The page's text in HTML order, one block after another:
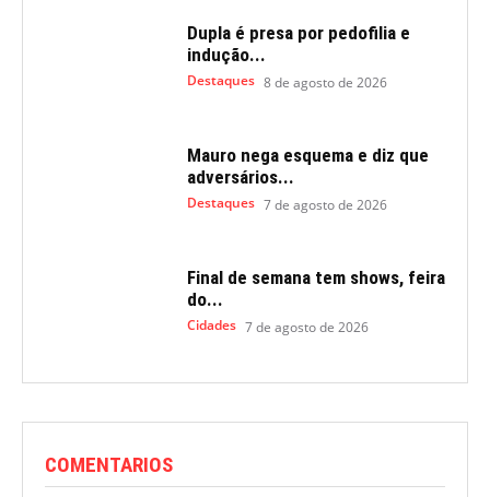
Dupla é presa por pedofilia e
indução...
Destaques 8 de agosto de 2026
Mauro nega esquema e diz que
adversários...
Destaques 7 de agosto de 2026
Final de semana tem shows, feira
do...
Cidades 7 de agosto de 2026
COMENTARIOS